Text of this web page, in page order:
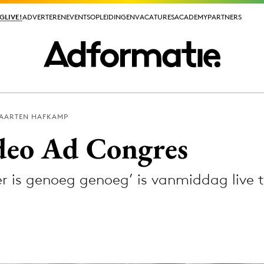
ADVERTERENEVENTSOPLEIDINGENVACATURESACADEMYPARTNERS
ADVERTERENEVENTSOPLEIDINGENVACATURESACADEMYPARTNERS
HAFKAMP
Ad Congres
is genoeg genoeg’ is vanmiddag live